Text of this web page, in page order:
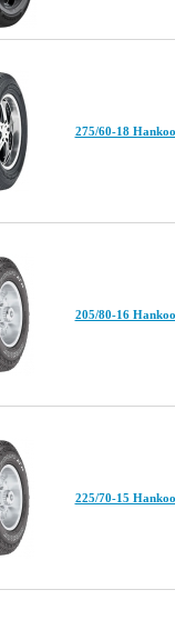
275/60-18
205/80-16
225/70-15